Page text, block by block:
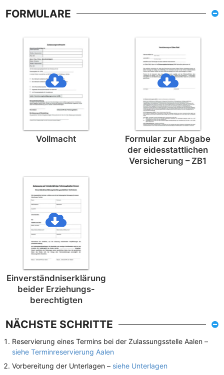
FORMULARE
Vollmacht
Formular zur Abgabe
der eides­stattlichen
Versicherung – ZB1
Einverständnis­erklärung
beider Erziehungs­
berechtigten
NÄCHSTE SCHRITTE
Reservierung eines Termins bei der Zulassungsstelle Aalen –
siehe Terminreservierung Aalen
Vorbereitung der Unterlagen – siehe Unterlagen